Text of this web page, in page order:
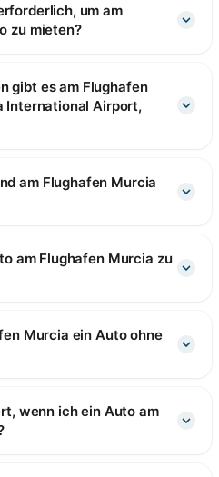
um am
zu mieten?
gibt es am Flughafen
International Airport,
am Flughafen Murcia
am Flughafen Murcia zu
Murcia ein Auto ohne
wenn ich ein Auto am